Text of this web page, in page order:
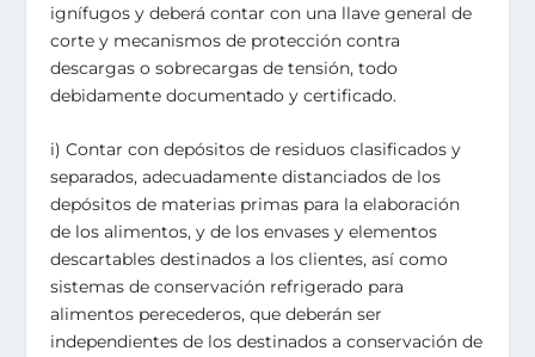
ignífugos y deberá contar con una llave general de
corte y mecanismos de protección contra
descargas o sobrecargas de tensión, todo
debidamente documentado y certificado.
i) Contar con depósitos de residuos clasificados y
separados, adecuadamente distanciados de los
depósitos de materias primas para la elaboración
de los alimentos, y de los envases y elementos
descartables destinados a los clientes, así como
sistemas de conservación refrigerado para
alimentos perecederos, que deberán ser
independientes de los destinados a conservación de